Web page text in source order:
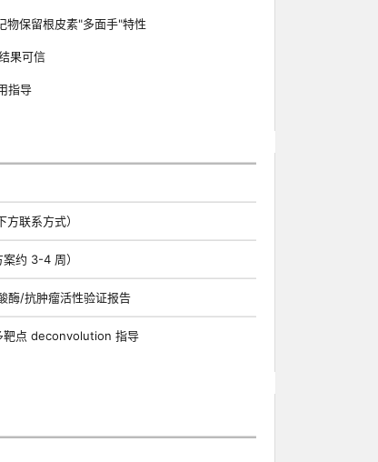
物保留根皮素"多面手"特性
果可信
指导
联系方式）
约 3-4 周）
酶/抗肿瘤活性验证报告
靶点 deconvolution 指导